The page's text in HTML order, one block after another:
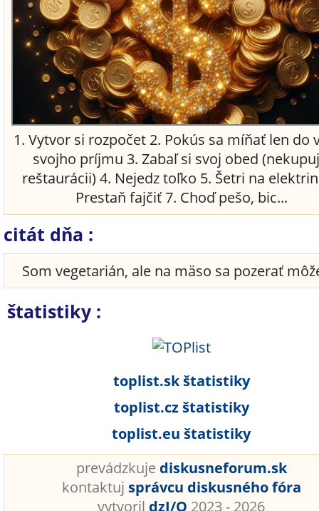
1. Vytvor si rozpočet 2. Pokús sa míňať len do
svojho príjmu 3. Zabaľ si svoj obed
reštaurácii) 4. Nejedz toľko 5. Šetri na
Prestaň fajčiť 7. Choď pešo, bic...
citát dňa :
Som vegetarián, ale na mäso sa pozerať
štatistiky :
toplist.sk štatistiky
toplist.cz štatistiky
toplist.eu štatistiky
prevádzkuje diskusneforum.sk
kontaktuj správcu diskusného fóra
vytvoril dzI/O 2023 - 2026